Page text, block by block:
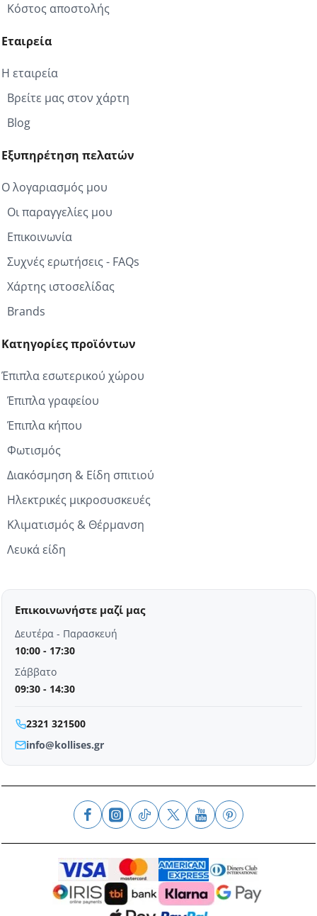
Κόστος αποστολής
Εταιρεία
Η εταιρεία
Βρείτε μας στον χάρτη
Blog
Εξυπηρέτηση πελατών
Ο λογαριασμός μου
Οι παραγγελίες μου
Επικοινωνία
Συχνές ερωτήσεις - FAQs
Χάρτης ιστοσελίδας
Brands
Κατηγορίες προϊόντων
Έπιπλα εσωτερικού χώρου
Έπιπλα γραφείου
Έπιπλα κήπου
Φωτισμός
Διακόσμηση & Είδη σπιτιού
Ηλεκτρικές μικροσυσκευές
Κλιματισμός & Θέρμανση
Λευκά είδη
Επικοινωνήστε μαζί μας
Δευτέρα - Παρασκευή
10:00 - 17:30
Σάββατο
09:30 - 14:30
2321 321500
info@kollises.gr